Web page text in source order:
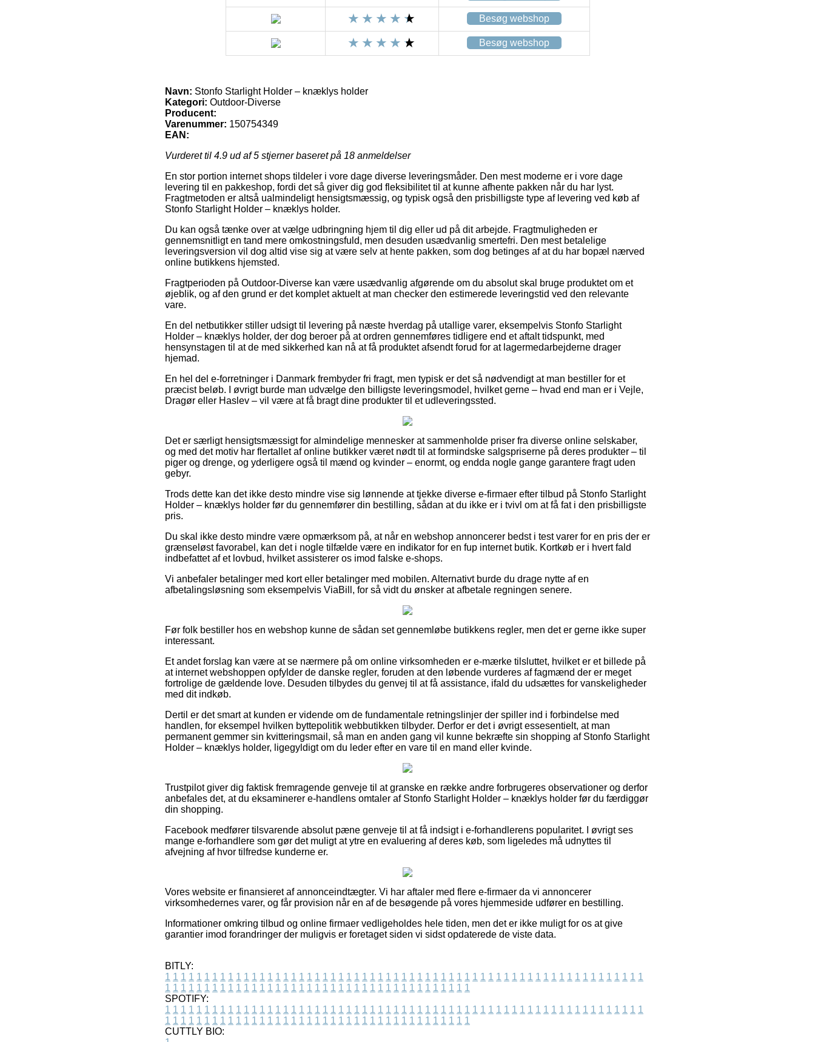
Besøg webshop
Besøg webshop
Navn: Stonfo Starlight Holder – knæklys holder
Kategori: Outdoor-Diverse
Producent:
Varenummer: 150754349
EAN:
Vurderet til 4.9 ud af 5 stjerner baseret på 18 anmeldelser
En stor portion internet shops tildeler i vore dage diverse leveringsmåder. Den mest moderne er i vore dage
levering til en pakkeshop, fordi det så giver dig god fleksibilitet til at kunne afhente pakken når du har lyst.
Fragtmetoden er altså ualmindeligt hensigtsmæssig, og typisk også den prisbilligste type af levering ved køb af
Stonfo Starlight Holder – knæklys holder.
Du kan også tænke over at vælge udbringning hjem til dig eller ud på dit arbejde. Fragtmuligheden er
gennemsnitligt en tand mere omkostningsfuld, men desuden usædvanlig smertefri. Den mest betalelige
leveringsversion vil dog altid vise sig at være selv at hente pakken, som dog betinges af at du har bopæl nærved
online butikkens hjemsted.
Fragtperioden på Outdoor-Diverse kan være usædvanlig afgørende om du absolut skal bruge produktet om et
øjeblik, og af den grund er det komplet aktuelt at man checker den estimerede leveringstid ved den relevante
vare.
En del netbutikker stiller udsigt til levering på næste hverdag på utallige varer, eksempelvis Stonfo Starlight
Holder – knæklys holder, der dog beroer på at ordren gennemføres tidligere end et aftalt tidspunkt, med
hensynstagen til at de med sikkerhed kan nå at få produktet afsendt forud for at lagermedarbejderne drager
hjemad.
En hel del e-forretninger i Danmark frembyder fri fragt, men typisk er det så nødvendigt at man bestiller for et
præcist beløb. I øvrigt burde man udvælge den billigste leveringsmodel, hvilket gerne – hvad end man er i Vejle,
Dragør eller Haslev – vil være at få bragt dine produkter til et udleveringssted.
Det er særligt hensigtsmæssigt for almindelige mennesker at sammenholde priser fra diverse online selskaber,
og med det motiv har flertallet af online butikker været nødt til at formindske salgspriserne på deres produkter – til
piger og drenge, og yderligere også til mænd og kvinder – enormt, og endda nogle gange garantere fragt uden
gebyr.
Trods dette kan det ikke desto mindre vise sig lønnende at tjekke diverse e-firmaer efter tilbud på Stonfo Starlight
Holder – knæklys holder før du gennemfører din bestilling, sådan at du ikke er i tvivl om at få fat i den prisbilligste
pris.
Du skal ikke desto mindre være opmærksom på, at når en webshop annoncerer bedst i test varer for en pris der er
grænseløst favorabel, kan det i nogle tilfælde være en indikator for en fup internet butik. Kortkøb er i hvert fald
indbefattet af et lovbud, hvilket assisterer os imod falske e-shops.
Vi anbefaler betalinger med kort eller betalinger med mobilen. Alternativt burde du drage nytte af en
afbetalingsløsning som eksempelvis ViaBill, for så vidt du ønsker at afbetale regningen senere.
Før folk bestiller hos en webshop kunne de sådan set gennemløbe butikkens regler, men det er gerne ikke super
interessant.
Et andet forslag kan være at se nærmere på om online virksomheden er e-mærke tilsluttet, hvilket er et billede på
at internet webshoppen opfylder de danske regler, foruden at den løbende vurderes af fagmænd der er meget
fortrolige de gældende love. Desuden tilbydes du genvej til at få assistance, ifald du udsættes for vanskeligheder
med dit indkøb.
Dertil er det smart at kunden er vidende om de fundamentale retningslinjer der spiller ind i forbindelse med
handlen, for eksempel hvilken byttepolitik webbutikken tilbyder. Derfor er det i øvrigt essesentielt, at man
permanent gemmer sin kvitteringsmail, så man en anden gang vil kunne bekræfte sin shopping af Stonfo Starlight
Holder – knæklys holder, ligegyldigt om du leder efter en vare til en mand eller kvinde.
Trustpilot giver dig faktisk fremragende genveje til at granske en række andre forbrugeres observationer og derfor
anbefales det, at du eksaminerer e-handlens omtaler af Stonfo Starlight Holder – knæklys holder før du færdiggør
din shopping.
Facebook medfører tilsvarende absolut pæne genveje til at få indsigt i e-forhandlerens popularitet. I øvrigt ses
mange e-forhandlere som gør det muligt at ytre en evaluering af deres køb, som ligeledes må udnyttes til
afvejning af hvor tilfredse kunderne er.
Vores website er finansieret af annonceindtægter. Vi har aftaler med flere e-firmaer da vi annoncerer
virksomhedernes varer, og får provision når en af de besøgende på vores hjemmeside udfører en bestilling.
Informationer omkring tilbud og online firmaer vedligeholdes hele tiden, men det er ikke muligt for os at give
garantier imod forandringer der muligvis er foretaget siden vi sidst opdaterede de viste data.
BITLY:
1 1 1 1 1 1 1 1 1 1 1 1 1 1 1 1 1 1 1 1 1 1 1 1 1 1 1 1 1 1 1 1 1 1 1 1 1 1 1 1 1 1 1 1 1 1 1 1 1 1 1 1 1 1 1 1 1 1 1 1 1
1 1 1 1 1 1 1 1 1 1 1 1 1 1 1 1 1 1 1 1 1 1 1 1 1 1 1 1 1 1 1 1 1 1 1 1 1 1 1
SPOTIFY:
1 1 1 1 1 1 1 1 1 1 1 1 1 1 1 1 1 1 1 1 1 1 1 1 1 1 1 1 1 1 1 1 1 1 1 1 1 1 1 1 1 1 1 1 1 1 1 1 1 1 1 1 1 1 1 1 1 1 1 1 1
1 1 1 1 1 1 1 1 1 1 1 1 1 1 1 1 1 1 1 1 1 1 1 1 1 1 1 1 1 1 1 1 1 1 1 1 1 1 1
CUTTLY BIO: